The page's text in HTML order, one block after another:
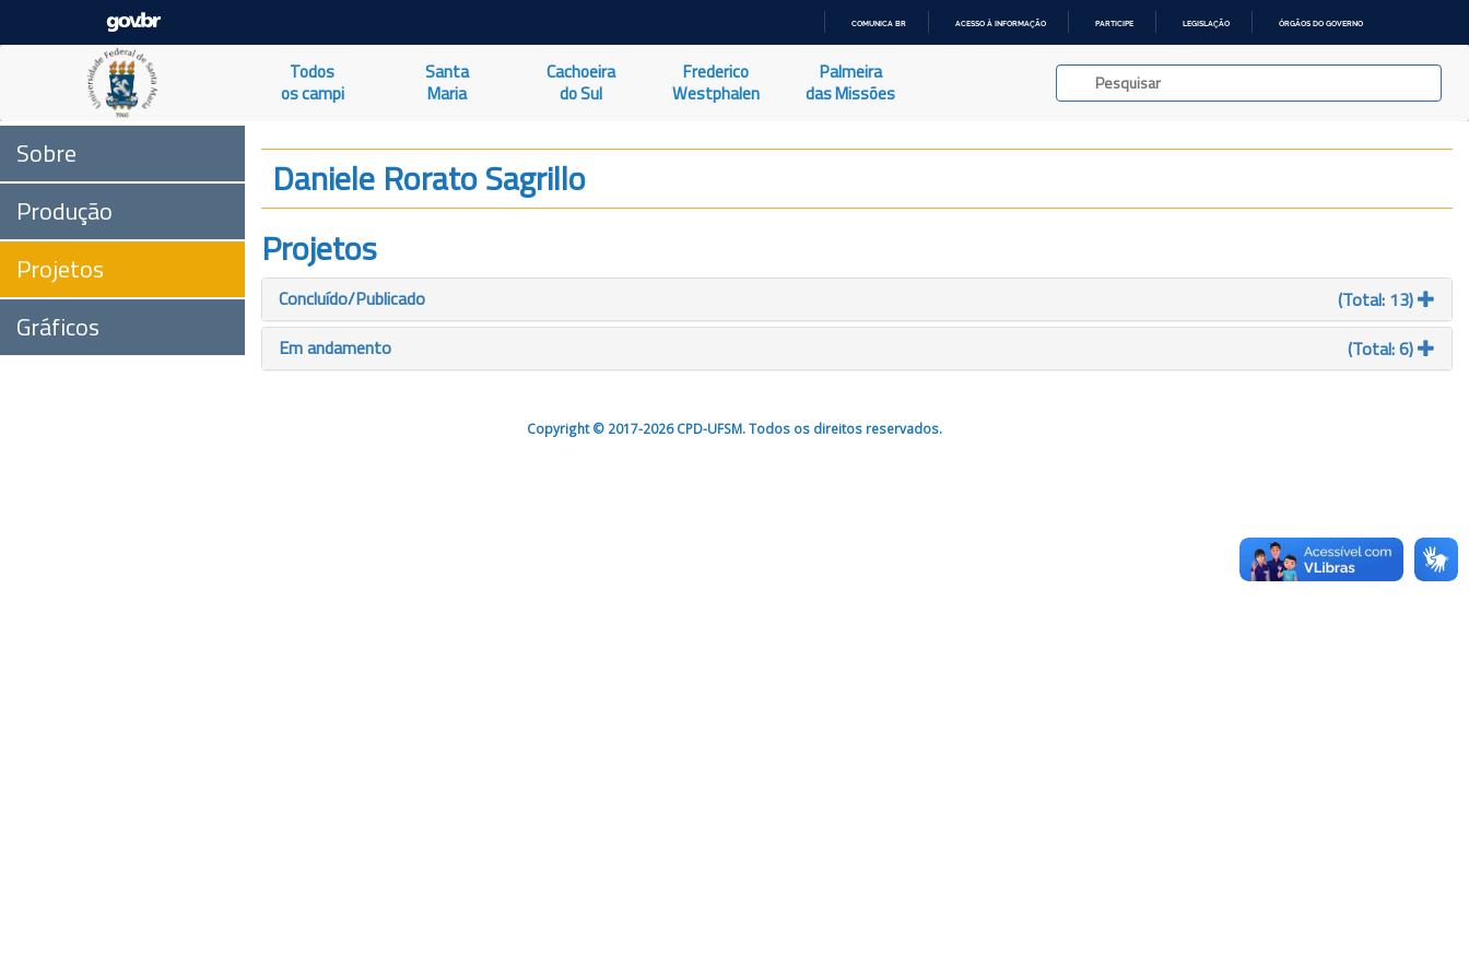
O
COMUNICA BR ACESSO À INFORMAÇÃO PARTICIPE LEGISLAÇÃO ÓRGÃOS DO GOVERNO
Todos
os campi
Santa
Maria
Cachoeira
do Sul
Frederico
Westphalen
Palmeira
das Missões
Sobre
Produção
Projetos
Gráficos
Daniele Rorato Sagrillo
Projetos
Concluído/Publicado
(Total: 13)
Em andamento
(Total: 6)
Copyright © 2017-2026 CPD-UFSM. Todos os direitos reservados.